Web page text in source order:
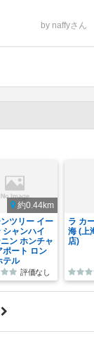
by naffyさん
約0.44km
ツリー イー
シャンハイ
ン ホンチャ
ポート ロン
テル
評価なし
ラ カ
海 (上
店)